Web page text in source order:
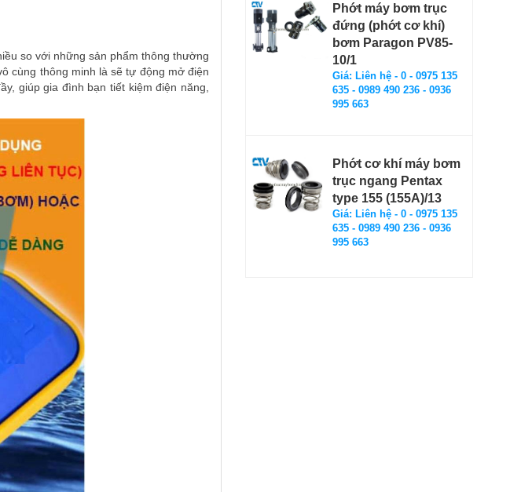
so với những sản phẩm thông thường
cùng thông minh là sẽ tự động mở điện
giúp gia đình bạn tiết kiệm điện năng,
Phớt máy bơm trục
đứng (phớt cơ khí)
bơm Paragon PV85-
10/1
Giá: Liên hệ - 0 - 0975 135
635 - 0989 490 236 - 0936
995 663
Phớt cơ khí máy bơm
trục ngang Pentax
type 155 (155A)/13
Giá: Liên hệ - 0 - 0975 135
635 - 0989 490 236 - 0936
995 663